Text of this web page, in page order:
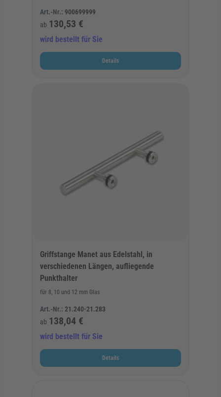
Art.-Nr.: 900699999
ab 130,53 €
wird bestellt für Sie
Details
Griffstange Manet aus Edelstahl, in
verschiedenen Längen, aufliegende
Punkthalter
für 8, 10 und 12 mm Glas
Art.-Nr.: 21.240-21.283
ab 138,04 €
wird bestellt für Sie
Details